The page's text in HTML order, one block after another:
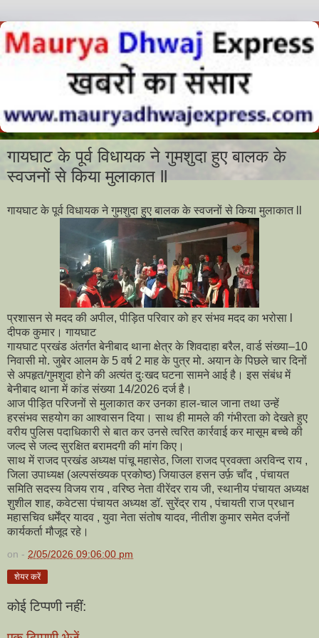
गायघाट के पूर्व विधायक ने गुमशुदा हुए बालक के
स्वजनों से किया मुलाकात ll
गायघाट के पूर्व विधायक ने गुमशुदा हुए बालक के स्वजनों से किया मुलाकात ll
प्रशासन से मदद की अपील, पीड़ित परिवार को हर संभव मदद का भरोसा l
दीपक कुमार। गायघाट
गायघाट प्रखंड अंतर्गत बेनीबाद थाना क्षेत्र के शिवदाहा बरैल, वार्ड संख्या–10
निवासी मो. जुबेर आलम के 5 वर्ष 2 माह के पुत्र मो. अयान के पिछले चार दिनों
से अपहृत/गुमशुदा होने की अत्यंत दुःखद घटना सामने आई है। इस संबंध में
बेनीबाद थाना में कांड संख्या 14/2026 दर्ज है।
आज पीड़ित परिजनों से मुलाकात कर उनका हाल-चाल जाना तथा उन्हें
हरसंभव सहयोग का आश्वासन दिया। साथ ही मामले की गंभीरता को देखते हुए
वरीय पुलिस पदाधिकारी से बात कर उनसे त्वरित कार्रवाई कर मासूम बच्चे की
जल्द से जल्द सुरक्षित बरामदगी की मांग किए।
साथ में राजद प्रखंड अध्यक्ष पांचू महासेठ, जिला राजद प्रवक्ता अरविन्द राय ,
जिला उपाध्यक्ष (अल्पसंख्यक प्रकोष्ठ) जियाउल हसन उर्फ़ चाँद , पंचायत
समिति सदस्य विजय राय , वरिष्ठ नेता वीरेंदर राय जी, स्थानीय पंचायत अध्यक्ष
शुशील शाह, कवेटसा पंचायत अध्यक्ष डॉ. सुरेंद्र राय , पंचायती राज प्रधान
महासचिव धर्मेंद्र यादव , युवा नेता संतोष यादव, नीतीश कुमार समेत दर्जनों
कार्यकर्ता मौजूद रहे।
on - 2/05/2026 09:06:00 pm
शेयर करें
कोई टिप्पणी नहीं: